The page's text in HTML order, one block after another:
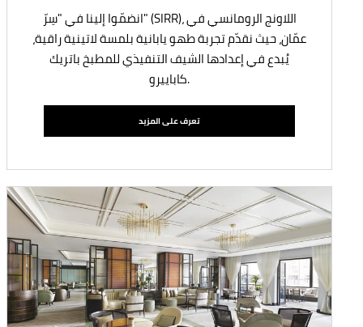
انضمّوا إلينا في "سِرّ" (SIRR)، اللاونج الرومانسي في
عمّان، حيث نقدّم تجربة طهو يابانية بلمسة لاتينية راقية،
يُبدع في إعدادها الشيف التنفيذي للمطبخ باتريك
كاباييرو.
تعرف على المزيد